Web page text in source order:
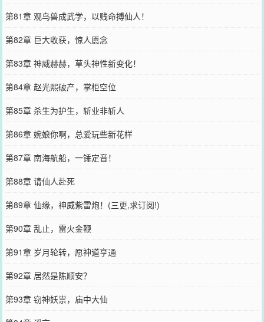
第81章 观鸟兽成武学，以贱命搏仙人！
第82章 巨大收获，惊人愿念
第83章 神威赫赫，草头神性新变化！
第84章 赵光熙破产，掌柜空位
第85章 杀生为护生，斩业非斩人
第86章 婉娘你啊，总爱玩些新花样
第87章 南海航船，一锤定音！
第88章 请仙人赴死
第89章 仙缘，神威紫雷炮！(三更,求订阅!)
第90章 乱止，雷火金鞭
第91章 岁月轮转，愿神道亨通
第92章 居然是陈顺安？
第93章 窃神妖祟，庙中大仙